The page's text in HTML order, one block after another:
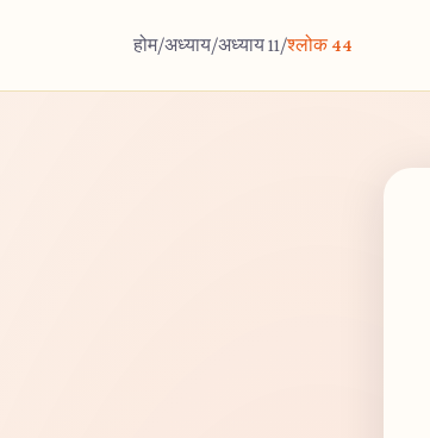
होम/अध्याय/अध्याय 11/श्लोक 44